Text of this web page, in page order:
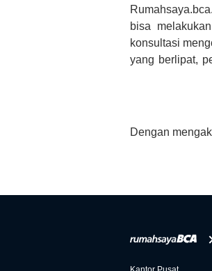
bisa
konsultasi
yang berlipat,
informasi yang
Dengan